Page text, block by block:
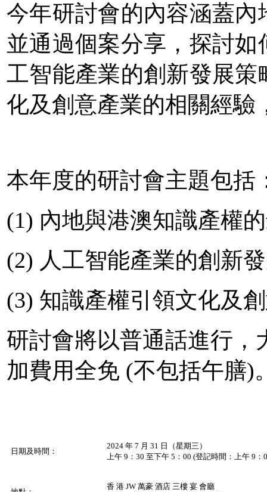
今年研討會的內容涵蓋
並通過個案分享，探討如
工智能產業的創新發展
化及創意產業的相關經驗
本年度的研討會主題包括
(1) 內地與港澳知識產權
(2) 人工智能產業的創新
(3) 知識產權引領文化及
研討會將以普通話進行，
加費用全免 (不包括午膳)
日期及時間：
2024 年 7 月 31 日（星期三）
上午 9：30 至下午 5：00 (登記時間：上午 9：
香 港 JW 萬豪 酒店 三樓 宴 會廳